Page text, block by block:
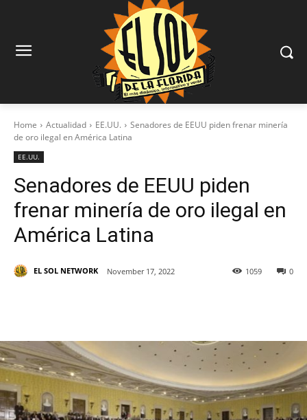
Home Actualidad EE.UU.
Senadores de EEUU piden frenar minería
de oro ilegal en América Latina
EE.UU.
Senadores de EEUU piden
frenar minería de oro ilegal en
América Latina
EL SOL NETWORK November 17, 2022 0
1059